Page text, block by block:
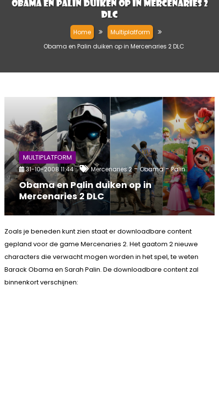
Obama en Palin duiken op in Mercenaries 2
DLC
Home
Multiplatform
Obama en Palin duiken op in Mercenaries 2 DLC
MULTIPLATFORM
31-10-2008 11:44 Mercenaries 2-Obama-Palin
Obama en Palin duiken op in
Mercenaries 2 DLC
Zoals je beneden kunt zien staat er downloadbare content
gepland voor de game Mercenaries 2. Het gaatom 2 nieuwe
characters die verwacht mogen worden in het spel, te weten
Barack Obama en Sarah Palin. De downloadbare content zal
binnenkort verschijnen: